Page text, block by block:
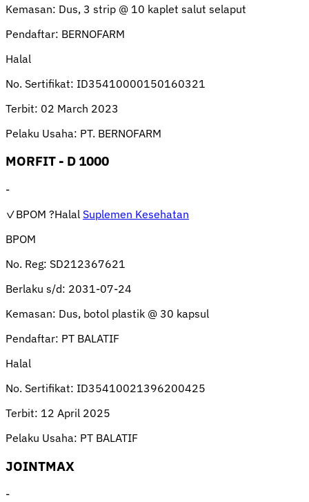
Kemasan: Dus, 3 strip @ 10 kaplet salut selaput
Pendaftar: BERNOFARM
Halal
No. Sertifikat: ID35410000150160321
Terbit: 02 March 2023
Pelaku Usaha: PT. BERNOFARM
MORFIT - D 1000
-
✓BPOM ?Halal Suplemen Kesehatan
BPOM
No. Reg: SD212367621
Berlaku s/d: 2031-07-24
Kemasan: Dus, botol plastik @ 30 kapsul
Pendaftar: PT BALATIF
Halal
No. Sertifikat: ID35410021396200425
Terbit: 12 April 2025
Pelaku Usaha: PT BALATIF
JOINTMAX
-